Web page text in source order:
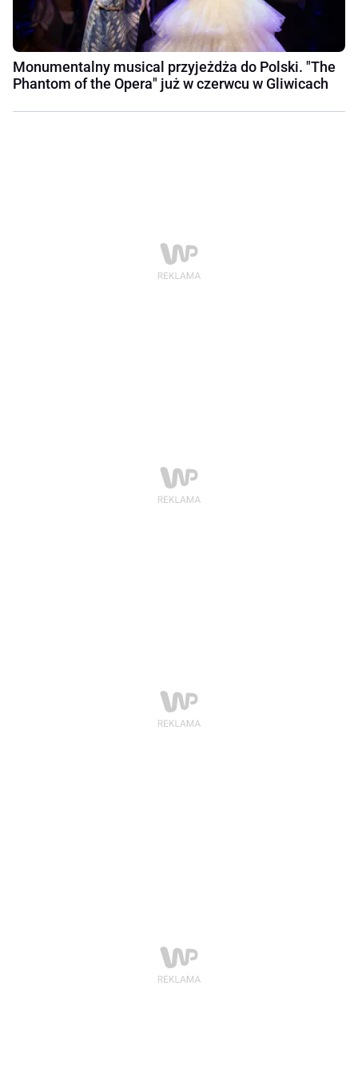
Monumentalny musical przyjeżdża do Polski. "The
Phantom of the Opera" już w czerwcu w Gliwicach